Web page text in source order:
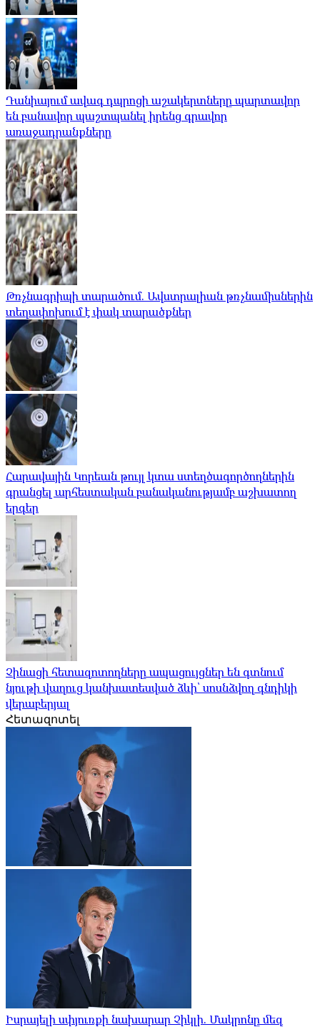
Դանիայում ավագ դպրոցի աշակերտները պարտավոր
են բանավոր պաշտպանել իրենց գրավոր
առաջադրանքները
Թռչնագրիպի տարածում. Ավստրալիան թռչնամիսներին
տեղափոխում է փակ տարածքներ
Հարավային Կորեան թույլ կտա ստեղծագործողներին
գրանցել արհեստական ​​բանականությամբ աշխատող
երգեր
Չինացի հետազոտողները ապացույցներ են գտնում
նյութի վաղուց կանխատեսված ձևի՝ սոսնձվող գնդիկի
վերաբերյալ
Հետազոտել
Իսրայելի սփյուռքի նախարար Չիկլի. Մակրոնը մեզ